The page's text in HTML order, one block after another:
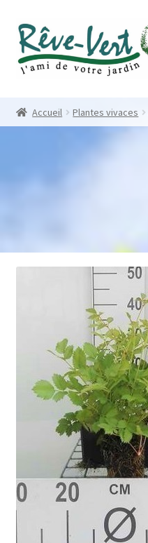
Skip
to
navigation
Skip
to
content
Accueil Plantes vivaces